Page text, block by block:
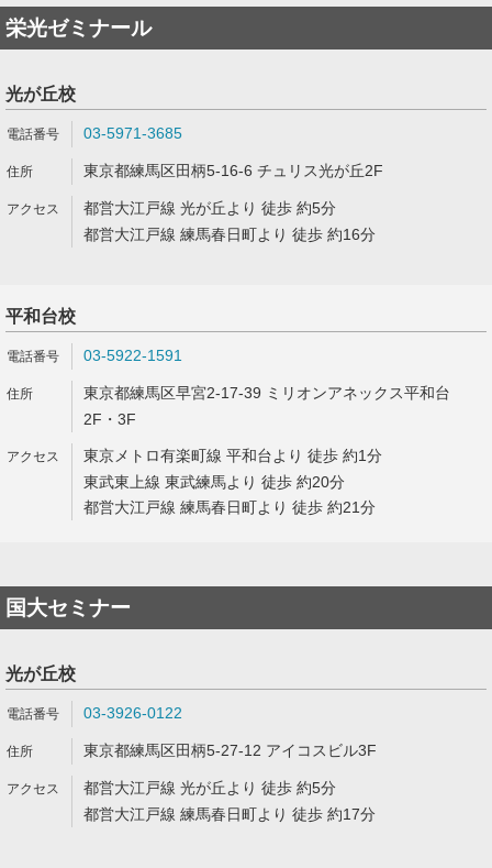
栄光ゼミナール
光が丘校
03-5971-3685
東京都練馬区田柄5-16-6 チュリス光が丘2F
都営大江戸線 光が丘より 徒歩 約5分
都営大江戸線 練馬春日町より 徒歩 約16分
平和台校
03-5922-1591
東京都練馬区早宮2-17-39 ミリオンアネックス平和台
2F・3F
東京メトロ有楽町線 平和台より 徒歩 約1分
東武東上線 東武練馬より 徒歩 約20分
都営大江戸線 練馬春日町より 徒歩 約21分
国大セミナー
光が丘校
03-3926-0122
東京都練馬区田柄5-27-12 アイコスビル3F
都営大江戸線 光が丘より 徒歩 約5分
都営大江戸線 練馬春日町より 徒歩 約17分